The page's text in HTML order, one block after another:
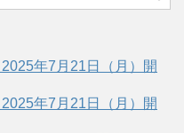
年7月21日（月）開
年7月21日（月）開